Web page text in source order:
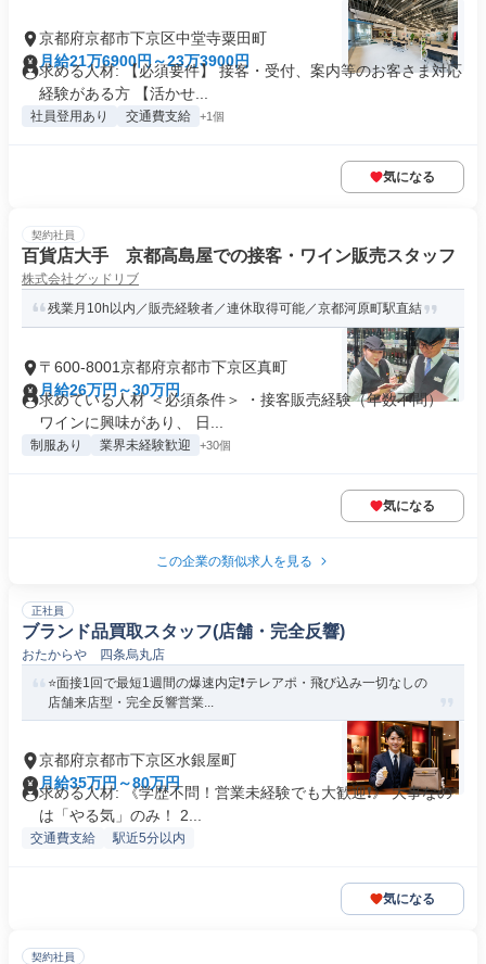
京都府京都市下京区中堂寺粟田町
月給21万6900円～23万3900円
求める人材: 【必須要件】 接客・受付、案内等のお客さま対応
経験がある方 【活かせ...
社員登用あり 交通費支給 +1個
気になる
契約社員
百貨店大手 京都高島屋での接客・ワイン販売スタッフ
株式会社グッドリブ
残業月10h以内／販売経験者／連休取得可能／京都河原町駅直結
〒600-8001京都府京都市下京区真町
月給26万円～30万円
求めている人材 ＜必須条件＞ ・接客販売経験（年数不問） ・
ワインに興味があり、 日...
制服あり 業界未経験歓迎 +30個
気になる
この企業の類似求人を見る
正社員
ブランド品買取スタッフ(店舗・完全反響)
おたからや 四条烏丸店
⭐️面接1回で最短1週間の爆速内定❗️テレアポ・飛び込み一切なしの
店舗来店型・完全反響営業...
京都府京都市下京区水銀屋町
月給35万円～80万円
求める人材: 《学歴不問！営業未経験でも大歓迎❗️》 大事なの
は「やる気」のみ！ 2...
交通費支給 駅近5分以内
気になる
契約社員